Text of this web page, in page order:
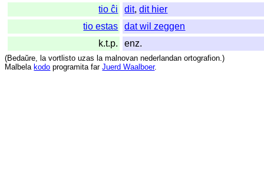
tio ĉi dit,dit hier
tio estas
dat wil zeggen
k.t.p.
enz.
(Bedaŭre, la vortlisto uzas la malnovan nederlandan ortografion.)
Malbela kodo programita far Juerd Waalboer.